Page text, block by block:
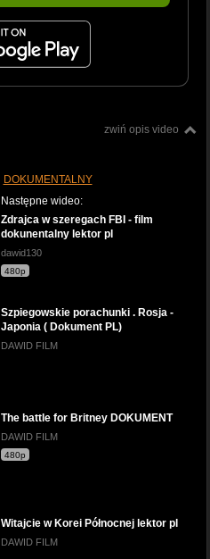
zwiń opis video
DOKUMENTALNY
Następne wideo:
Zdrajca w szeregach FBI - film
dokunentalny lektor pl
dawid130
480p
Szpiegowskie porachunki . Rosja -
Japonia ( Dokument PL)
DAWID FILM
The battle for Britney DOKUMENT
DAWID FILM
480p
Witajcie w Korei Północnej lektor pl
DAWID FILM